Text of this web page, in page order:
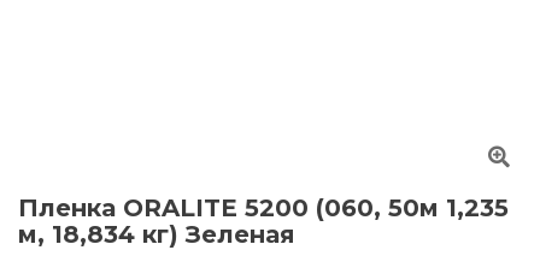
Пленка ORALITE 5200 (060, 50м 1,235
м, 18,834 кг) Зеленая